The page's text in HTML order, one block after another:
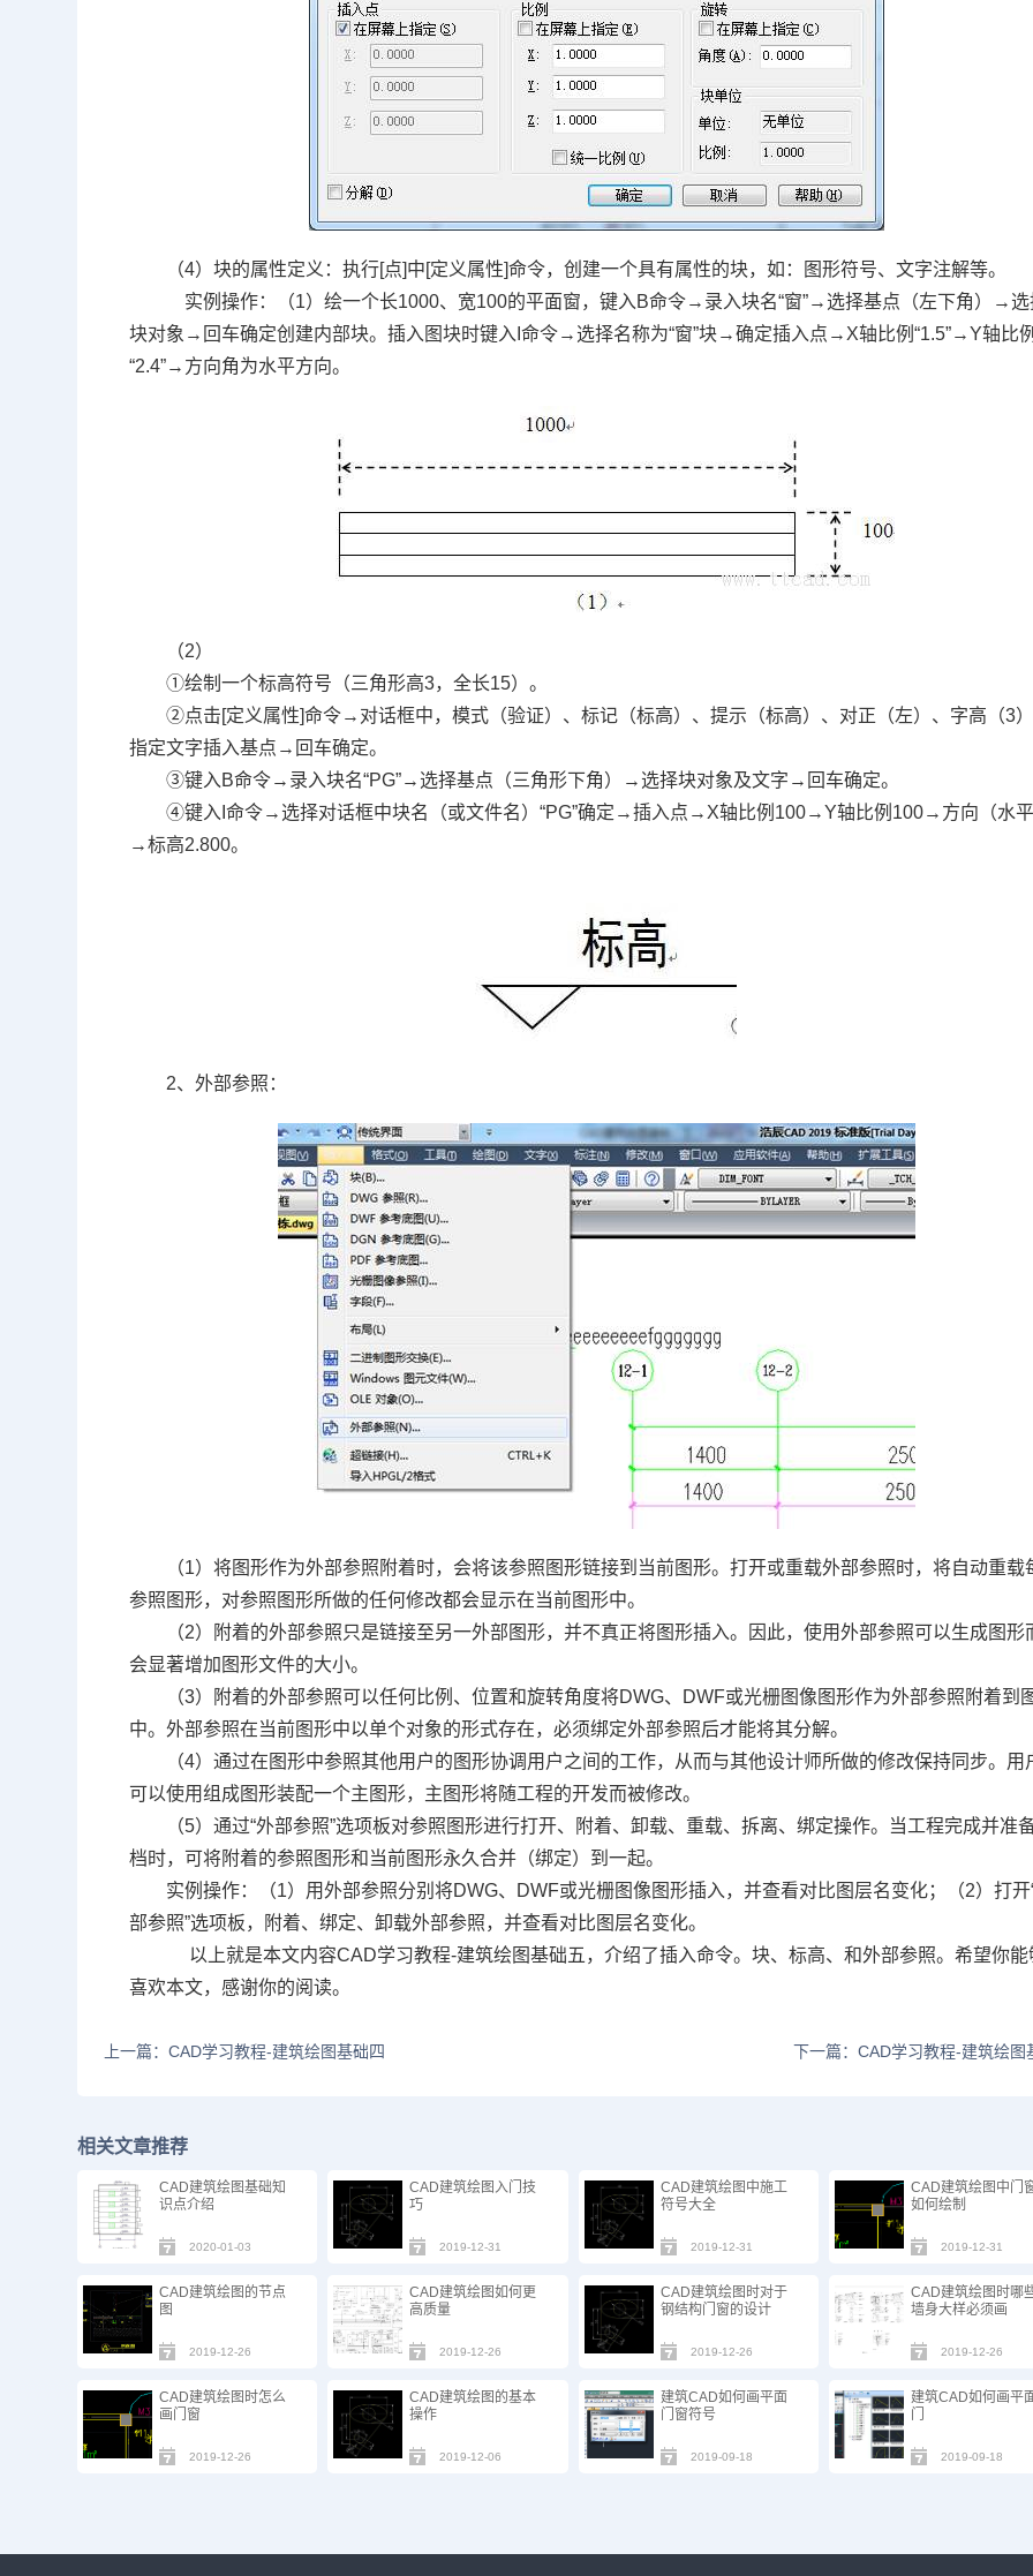
（4）块的属性定义：执行[点]中[定义属性]命令，创建一个具有属性的块，如：图形符号、文字注解等。
实例操作：（1）绘一个长1000、宽100的平面窗，键入B命令→录入块名“窗”→选择基点（左下角）→选
块对象→回车确定创建内部块。插入图块时键入I命令→选择名称为“窗”块→确定插入点→X轴比例“1.5”→Y轴比例
“2.4”→方向角为水平方向。
（2）
①绘制一个标高符号（三角形高3，全长15）。
②点击[定义属性]命令→对话框中，模式（验证）、标记（标高）、提示（标高）、对正（左）、字高（3
指定文字插入基点→回车确定。
③键入B命令→录入块名“PG”→选择基点（三角形下角）→选择块对象及文字→回车确定。
④键入I命令→选择对话框中块名（或文件名）“PG”确定→插入点→X轴比例100→Y轴比例100→方向（水平
→标高2.800。
2、外部参照：
（1）将图形作为外部参照附着时，会将该参照图形链接到当前图形。打开或重载外部参照时，将自动重载
参照图形，对参照图形所做的任何修改都会显示在当前图形中。
（2）附着的外部参照只是链接至另一外部图形，并不真正将图形插入。因此，使用外部参照可以生成图形
会显著增加图形文件的大小。
（3）附着的外部参照可以任何比例、位置和旋转角度将DWG、DWF或光栅图像图形作为外部参照附着到
中。外部参照在当前图形中以单个对象的形式存在，必须绑定外部参照后才能将其分解。
（4）通过在图形中参照其他用户的图形协调用户之间的工作，从而与其他设计师所做的修改保持同步。用
可以使用组成图形装配一个主图形，主图形将随工程的开发而被修改。
（5）通过“外部参照”选项板对参照图形进行打开、附着、卸载、重载、拆离、绑定操作。当工程完成并准
档时，可将附着的参照图形和当前图形永久合并（绑定）到一起。
实例操作：（1）用外部参照分别将DWG、DWF或光栅图像图形插入，并查看对比图层名变化；（2）打开
部参照”选项板，附着、绑定、卸载外部参照，并查看对比图层名变化。
以上就是本文内容CAD学习教程-建筑绘图基础五，介绍了插入命令。块、标高、和外部参照。希望你能
喜欢本文，感谢你的阅读。
上一篇：CAD学习教程-建筑绘图基础四 下一篇：CAD学习教程-建筑绘图
相关文章推荐
CAD建筑绘图基础知
识点介绍
2020-01-03
CAD建筑绘图入门技
巧
2019-12-31
CAD建筑绘图中施工
符号大全
2019-12-31
CAD建筑绘图中门
如何绘制
2019-12-31
CAD建筑绘图的节点
图
2019-12-26
CAD建筑绘图如何更
高质量
2019-12-26
CAD建筑绘图时对于
钢结构门窗的设计
2019-12-26
CAD建筑绘图时哪
墙身大样必须画
2019-12-26
CAD建筑绘图时怎么
画门窗
2019-12-26
CAD建筑绘图的基本
操作
2019-12-06
建筑CAD如何画平面
门窗符号
2019-09-18
建筑CAD如何画平
门
2019-09-18